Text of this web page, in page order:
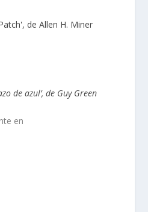
de Allen H. Miner
de azul’, de Guy Green
en